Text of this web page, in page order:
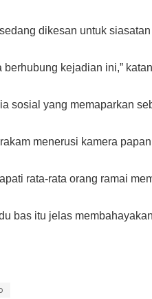
dikesan untuk
kejadian ini,”
sosial yang memaparkan
menerusi kamera
rata-rata orang ramai
bas itu jelas